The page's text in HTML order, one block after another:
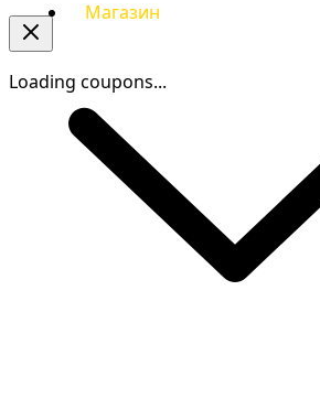
Магазин
Loading coupons...